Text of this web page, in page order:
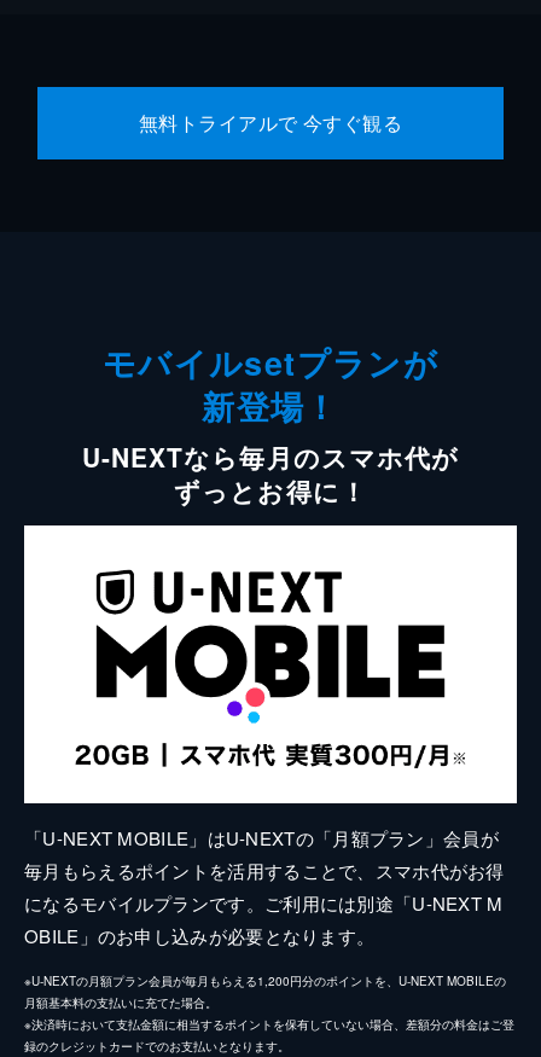
無料トライアルで 今すぐ観る
モバイルsetプランが
新登場！
U-NEXTなら毎月のスマホ代が
ずっとお得に！
「U-NEXT MOBILE」はU-NEXTの「月額プラン」会員が
毎月もらえるポイントを活用することで、スマホ代がお得
になるモバイルプランです。ご利用には別途「U-NEXT M
OBILE」のお申し込みが必要となります。
※U-NEXTの月額プラン会員が毎月もらえる1,200円分のポイントを、U-NEXT MOBILEの
月額基本料の支払いに充てた場合。
※決済時において支払金額に相当するポイントを保有していない場合、差額分の料金はご登
録のクレジットカードでのお支払いとなります。